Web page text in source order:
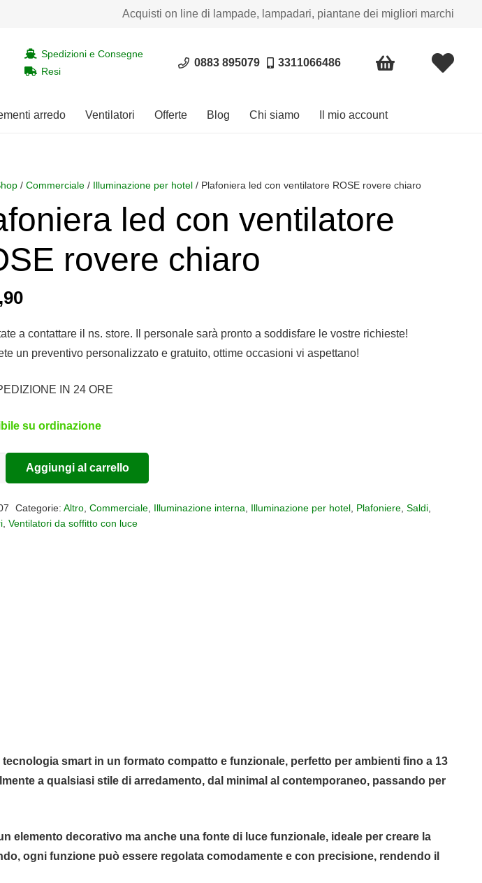
Acquisti on line di lampade, lampadari, piantane dei migliori marchi
Spedizioni e Consegne
Resi
0883 895079 3311066486
arredo Ventilatori Offerte Blog Chi siamo Il mio account
/Commerciale / Illuminazione per hotel / Plafoniera led con ventilatore ROSE rovere chiaro
led con ventilatore
rovere chiaro
a contattare il ns. store. Il personale sarà pronto a soddisfare le vostre richieste!
un preventivo personalizzato e gratuito, ottime occasioni vi aspettano!
IN 24 ORE
su ordinazione
Aggiungi al carrello
Categorie: Altro, Commerciale, Illuminazione interna, Illuminazione per hotel, Plafoniere, Saldi,
,Ventilatori da soffitto con luce
smart in un formato compatto e funzionale, perfetto per ambienti fino a 13
a qualsiasi stile di arredamento, dal minimal al contemporaneo, passando per
elemento decorativo ma anche una fonte di luce funzionale, ideale per creare la
ogni funzione può essere regolata comodamente e con precisione, rendendo il